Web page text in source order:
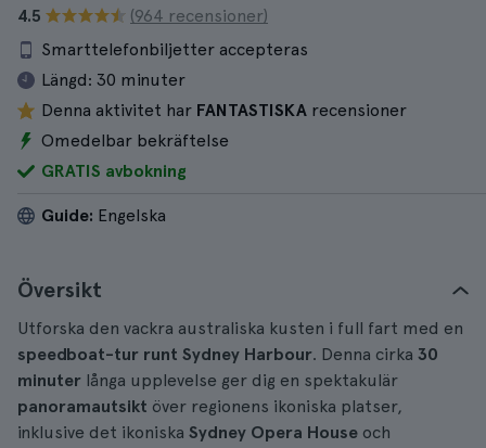
4.5
(964 recensioner)
Smarttelefonbiljetter accepteras
Längd: 30 minuter
Denna aktivitet har FANTASTISKA recensioner
Omedelbar bekräftelse
GRATIS avbokning
Guide: Engelska
Översikt
Utforska den vackra australiska kusten i full fart med en
speedboat-tur runt Sydney Harbour. Denna cirka 30
minuter långa upplevelse ger dig en spektakulär
panoramautsikt över regionens ikoniska platser,
inklusive det ikoniska Sydney Opera House och